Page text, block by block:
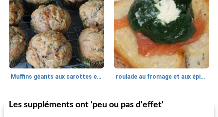
Muffins géants aux carottes et à la banane de Nif roulade au fromage et aux épinards
30 min
Marques de confiance: recettes et
Viande et volaille
Les suppléments ont 'peu ou pas d'effet'